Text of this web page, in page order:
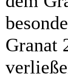
Granat